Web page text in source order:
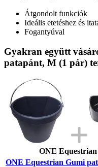
Átgondolt funkciók
Ideális etetéshez és
Fogantyúval
Gyakran együtt
patapánt, M (1 pár)
ONE
ONE Equestrian Gumi